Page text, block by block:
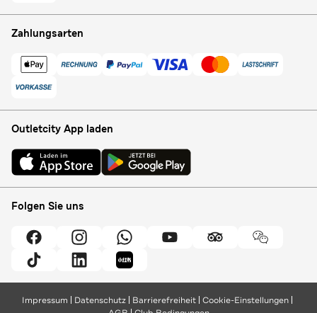
Zahlungsarten
Outletcity App laden
Folgen Sie uns
Impressum Datenschutz Barrierefreiheit Cookie-Einstellungen